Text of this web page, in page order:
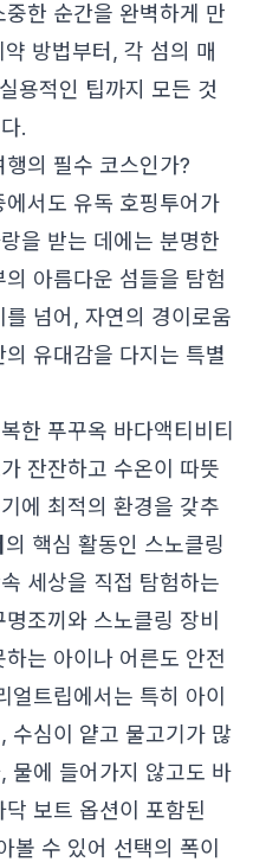
한 순간을 완벽하게 만
약 방법부터, 각 섬의 매
용적인 팁까지 모든 것
.
의 필수 코스인가?
서도 유독 호핑투어가
을 받는 데에는 분명한
아름다운 섬들을 탐험
넘어, 자연의 경이로움
유대감을 다지는 특별
한 푸꾸옥 바다액티비티
잔잔하고 수온이 따뜻
에 최적의 환경을 갖추
의 핵심 활동인 스노클링
세상을 직접 탐험하는
조끼와 스노클링 장비
는 아이나 어른도 안전
트립에서는 특히 아이
수심이 얕고 물고기가 많
물에 들어가지 않고도 바
보트 옵션이 포함된
볼 수 있어 선택의 폭이